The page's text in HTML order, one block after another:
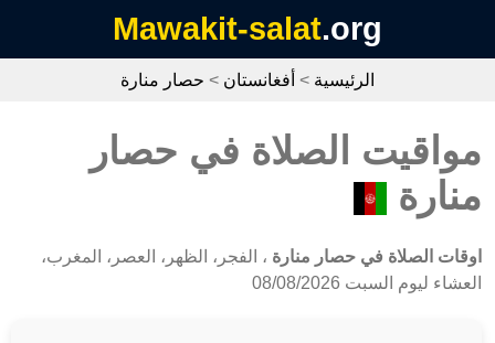
Mawakit-salat.org
الرئيسية > أفغانستان > حصار منارة
مواقيت الصلاة في حصار
منارة
اوقات الصلاة في حصار منارة ، الفجر، الظهر، العصر، المغرب،
العشاء ليوم السبت 08/08/2026